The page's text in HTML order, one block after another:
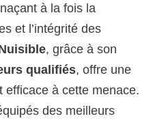
à la fois la
et l’intégrité des
, grâce à son
qualifiés, offre une
efficace à cette menace.
des meilleurs